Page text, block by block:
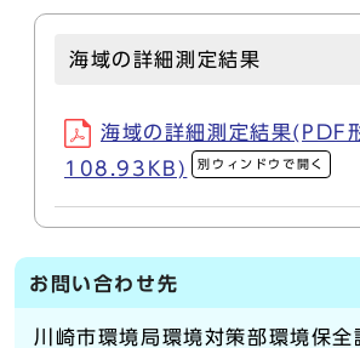
海域の詳細測定結果
海域の詳細測定結果(PDF
108.93KB)
別ウィンドウで開く
お問い合わせ先
川崎市環境局環境対策部環境保全